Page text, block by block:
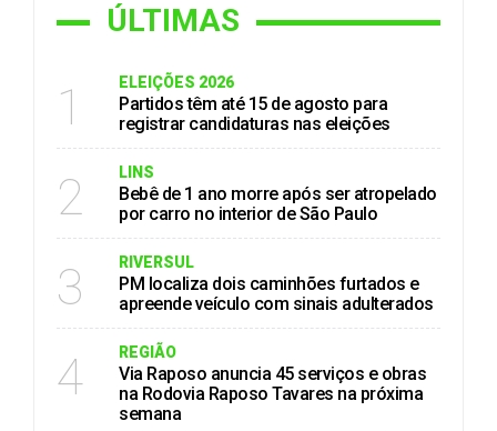
ÚLTIMAS
1 ELEIÇÕES 2026
Partidos têm até 15 de agosto para
registrar candidaturas nas eleições
2 LINS
Bebê de 1 ano morre após ser atropelado
por carro no interior de São Paulo
3 RIVERSUL
PM localiza dois caminhões furtados e
apreende veículo com sinais adulterados
4 REGIÃO
Via Raposo anuncia 45 serviços e obras
na Rodovia Raposo Tavares na próxima
semana